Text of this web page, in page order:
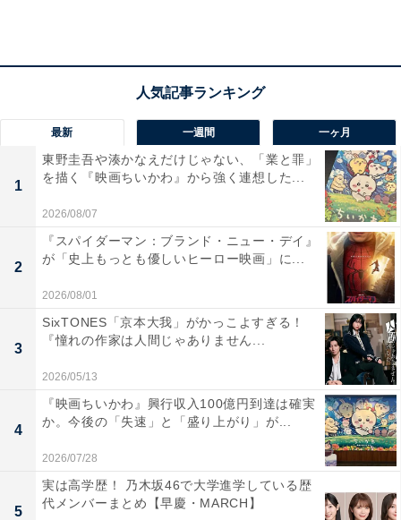
発表。葬儀では、いずれ大門の右腕となるであろう斎藤
（鈴木亮平）がマスコミ対応に追われていました。村井
は亨が他殺なのではないかと斎藤にかまをかけつつ、引
き返すなら今しかないと忠告します。
権力という名の悪から目をそらし、平然と報道を続ける
マスコミのあり方に怒りを爆発させた村井は、恵那がキ
ャスターを務める報道番組『ニュース8』の収録現場に
乗り込むと、パイプ椅子を振り回しセットを破壊してい
きます。その様子を見ていた恵那は、全部壊れてしまえ
ばいいと思っていた本心に気づくと涙を流し――。
最新 一週間 一ヶ月
1
東野圭吾や湊かなえだけじゃない、「業と罪」
を描く『映画ちいかわ』から強く連想した...
2026/08/07
2
『スパイダーマン：ブランド・ニュー・デイ』
が「史上もっとも優しいヒーロー映画」に...
2026/08/01
3
SixTONES「京本大我」がかっこよすぎる！
『憧れの作家は人間じゃありません...
2026/05/13
4
『映画ちいかわ』興行収入100億円到達は確実
か。今後の「失速」と「盛り上がり」が...
2026/07/28
5
実は高学歴！ 乃木坂46で大学進学している歴
代メンバーまとめ【早慶・MARCH】